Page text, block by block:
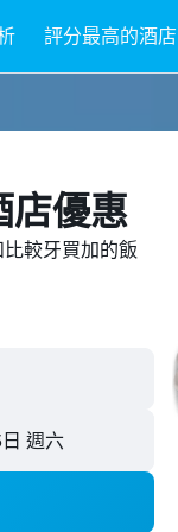
評分最高的酒店
店優惠
較牙買加的飯
週六